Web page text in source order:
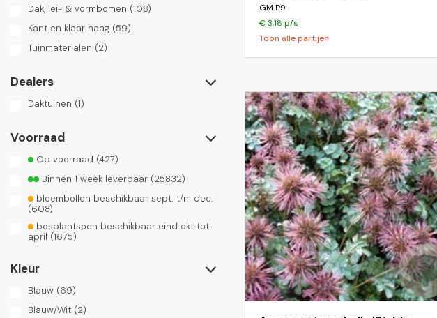
Dak, lei- & vormbomen (108)
Kant en klaar haag (59)
Tuinmaterialen (2)
Dealers
Daktuinen (1)
Voorraad
Op voorraad (427)
Binnen 1 week leverbaar (25832)
bloembollen beschikbaar sept. t/m dec.
(608)
bosplantsoen beschikbaar eind okt tot
april (1675)
Kleur
Blauw (69)
Blauw/Wit (2)
GM P9
€ 3,18 p/s
Toon alle partijen